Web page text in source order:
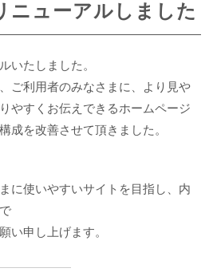
ニューアルしました
いたしました。
ご利用者のみなさまに、より見や
やすくお伝えできるホームページ
成を改善させて頂きました。
に使いやすいサイトを目指し、内
い申し上げます。